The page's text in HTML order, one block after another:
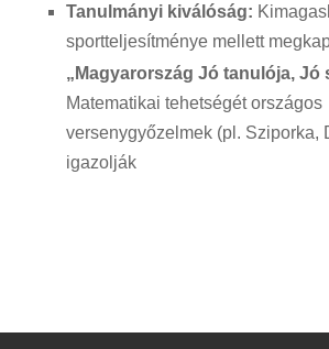
Tanulmányi kiválóság:
sportteljesítménye mellett
„Magyarország Jó tanulója, Jó
Matematikai tehetségét országos
versenygyőzelmek (pl. Sziporka,
igazolják